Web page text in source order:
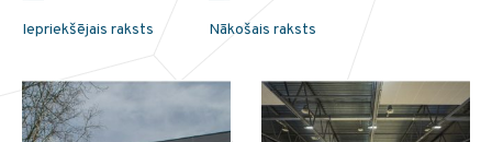
Iepriekšējais raksts Nākošais raksts